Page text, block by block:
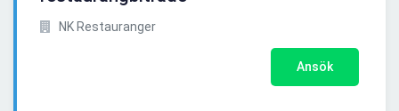
NK Restauranger
Ansök